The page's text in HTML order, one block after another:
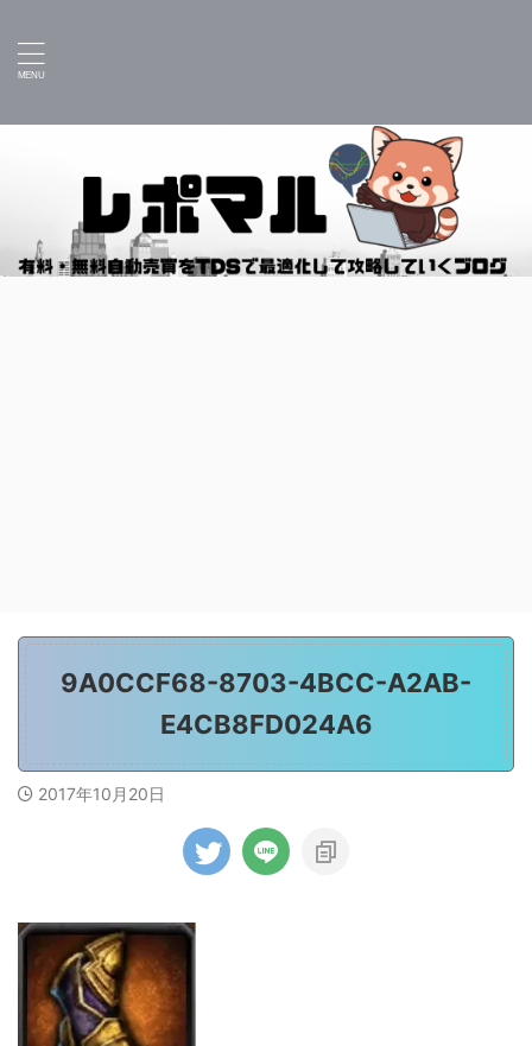
9A0CCF68-8703-4BCC-A2AB-
E4CB8FD024A6
2017年10月20日